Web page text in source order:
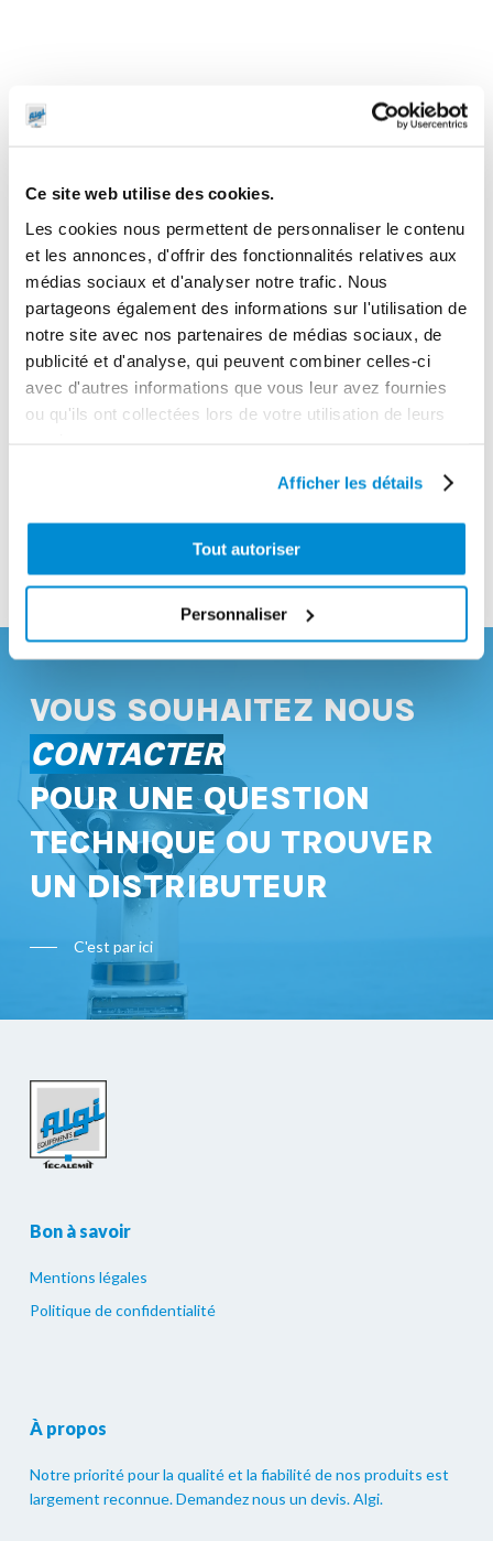
Ce site web utilise des cookies.
Les cookies nous permettent de personnaliser le contenu
et les annonces, d'offrir des fonctionnalités relatives aux
médias sociaux et d'analyser notre trafic. Nous
partageons également des informations sur l'utilisation de
notre site avec nos partenaires de médias sociaux, de
publicité et d'analyse, qui peuvent combiner celles-ci
avec d'autres informations que vous leur avez fournies
ou qu'ils ont collectées lors de votre utilisation de leurs
Afficher les détails
Tout autoriser
Personnaliser
PROMOTION VALABLE JUSQU’AU 23
DÉCEMBRE 2026
VOUS SOUHAITEZ NOUS
CONTACTER
POUR UNE QUESTION
TECHNIQUE OU TROUVER
UN DISTRIBUTEUR
C'est par ici
Bon à savoir
Mentions légales
Politique de confidentialité
À propos
Notre priorité pour la qualité et la fiabilité de nos produits est
largement reconnue. Demandez nous un devis. Algi.